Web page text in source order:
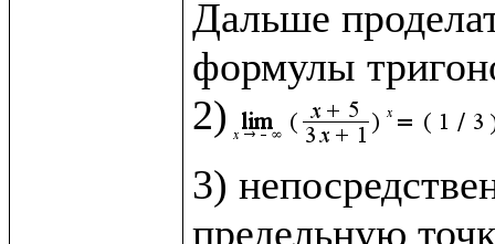
Дальше
формулы
2)
3)
предельную